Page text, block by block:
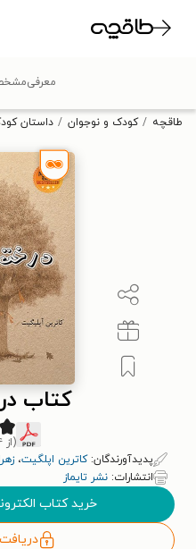
تخفیف از
طاقچه کودک و نوجوان داستان
کتاب
(از ۴ رأی)
پدیدآورندگان:کاترین اپلگیت،
انتشارات: نشر تایماز
خرید کتاب
معرفی